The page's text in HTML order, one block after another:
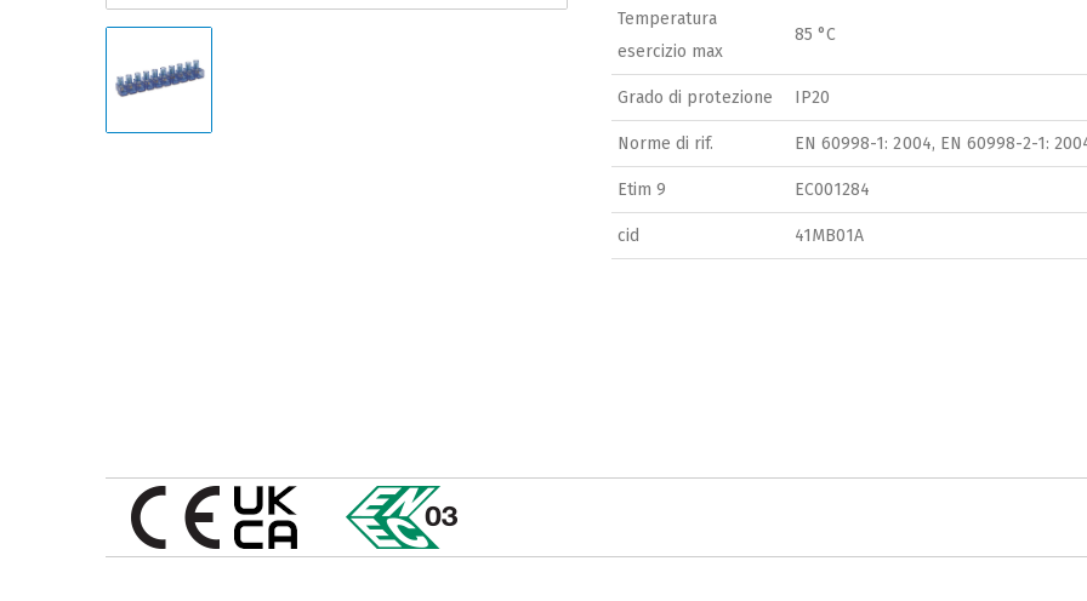
Temperatura
esercizio max
85 °C
Grado di protezione IP20
Norme di rif. EN 60998-1: 2004, EN 60998-2-1:
Etim 9 EC001284
cid 41MB01A